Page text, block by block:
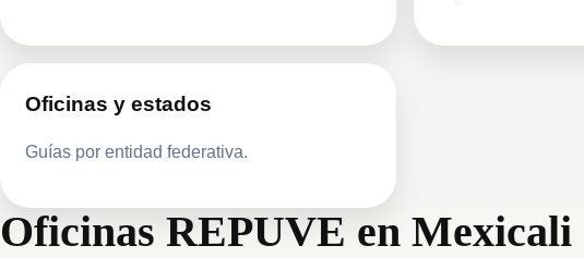
Oficinas y estados
Guías por entidad federativa.
Oficinas REPUVE en Mexicali